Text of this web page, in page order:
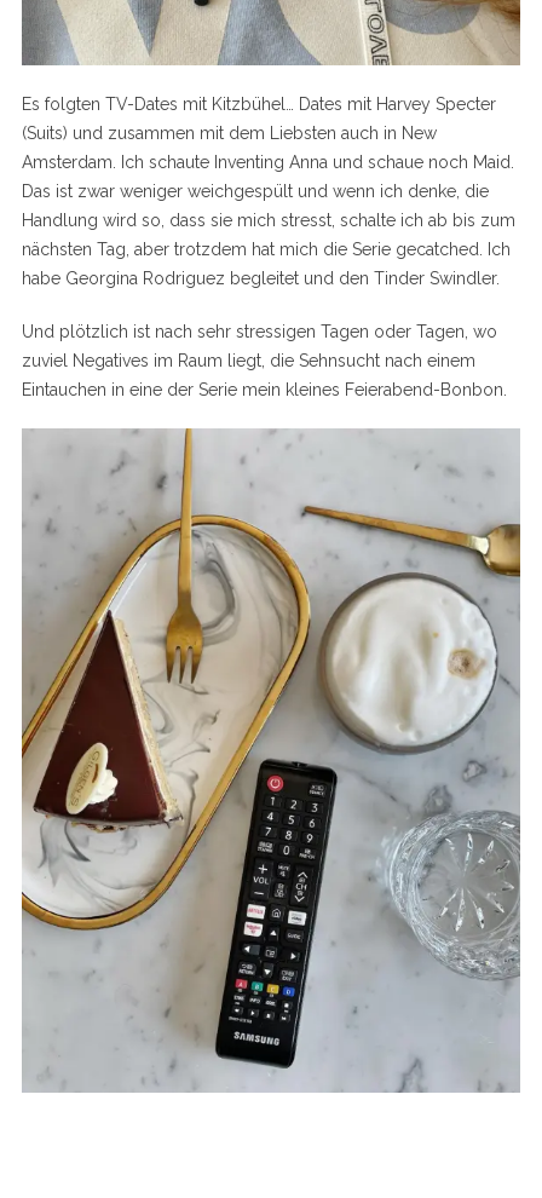
Es folgten TV-Dates mit Kitzbühel… Dates mit Harvey Specter
(Suits) und zusammen mit dem Liebsten auch in New
Amsterdam. Ich schaute Inventing Anna und schaue noch Maid.
Das ist zwar weniger weichgespült und wenn ich denke, die
Handlung wird so, dass sie mich stresst, schalte ich ab bis zum
nächsten Tag, aber trotzdem hat mich die Serie gecatched. Ich
habe Georgina Rodriguez begleitet und den Tinder Swindler.
Und plötzlich ist nach sehr stressigen Tagen oder Tagen, wo
zuviel Negatives im Raum liegt, die Sehnsucht nach einem
Eintauchen in eine der Serie mein kleines Feierabend-Bonbon.